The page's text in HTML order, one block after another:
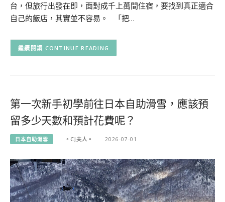
台，但旅行出發在即，面對成千上萬間住宿，要找到真正適合
自己的飯店，其實並不容易。 「把…
CONTINUE READING
第一次新手初學前往日本自助滑雪，應該預
留多少天數和預計花費呢？
日本自助滑雪 。CJ夫人。 2026-07-01